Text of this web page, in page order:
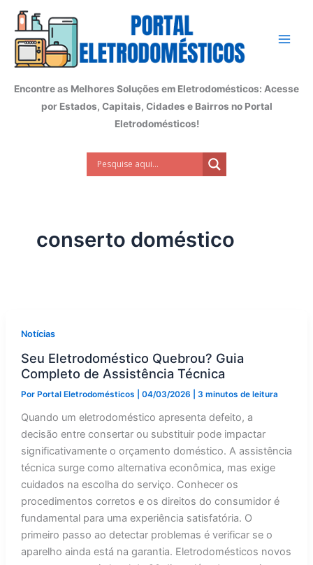
conteúdo
Encontre as Melhores Soluções em Eletrodomésticos: Acesse
por Estados, Capitais, Cidades e Bairros no Portal
Eletrodomésticos!
conserto doméstico
Notícias
Seu Eletrodoméstico Quebrou? Guia
Completo de Assistência Técnica
Por Portal Eletrodomésticos 04/03/2026 3 minutos de leitura
Quando um eletrodoméstico apresenta defeito, a
decisão entre consertar ou substituir pode impactar
significativamente o orçamento doméstico. A assistência
técnica surge como alternativa econômica, mas exige
cuidados na escolha do serviço. Conhecer os
procedimentos corretos e os direitos do consumidor é
fundamental para uma experiência satisfatória. O
primeiro passo ao detectar problemas é verificar se o
aparelho ainda está na garantia. Eletrodomésticos novos